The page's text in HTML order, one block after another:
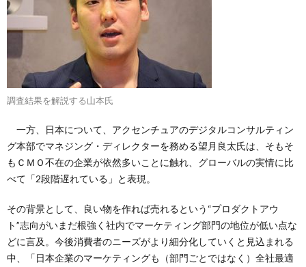
調査結果を解説する山本氏
一方、日本について、アクセンチュアのデジタルコンサルティン
グ本部でマネジング・ディレクターを務める望月良太氏は、そもそ
もＣＭＯ不在の企業が依然多いことに触れ、グローバルの実情に比
べて「2段階遅れている」と表現。
その背景として、良い物を作れば売れるという“プロダクトアウ
ト”志向がいまだ根強く社内でマーケティング部門の地位が低い点な
どに言及。今後消費者のニーズがより細分化していくと見込まれる
中、「日本企業のマーケティングも（部門ごとではなく）全社最適